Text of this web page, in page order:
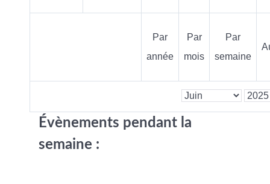
Par
année
Par
mois
Par
semaine
Évènements pendant la
semaine :